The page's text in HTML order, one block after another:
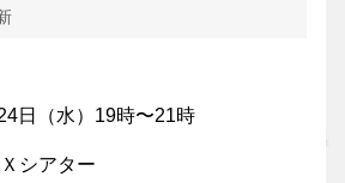
日（水）19時〜21時
シアター